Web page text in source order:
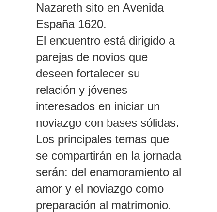
Nazareth sito en Avenida
España 1620.
El encuentro está dirigido a
parejas de novios que
deseen fortalecer su
relación y jóvenes
interesados en iniciar un
noviazgo con bases sólidas.
Los principales temas que
se compartirán en la jornada
serán: del enamoramiento al
amor y el noviazgo como
preparación al matrimonio.